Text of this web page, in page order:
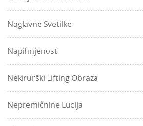
Naglavne Svetilke
Napihnjenost
Nekirurški Lifting Obraza
Nepremičnine Lucija